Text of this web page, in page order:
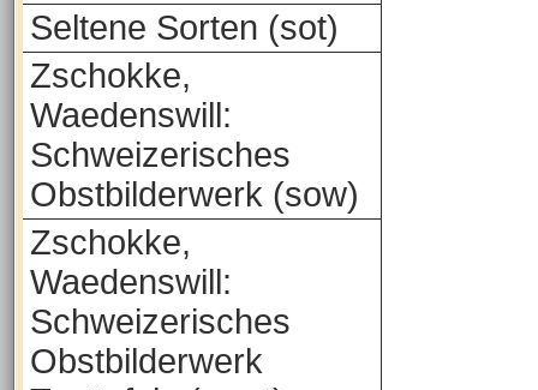
Seltene Sorten (sot)
Zschokke,
Waedenswill:
Schweizerisches
Obstbilderwerk (sow)
Zschokke,
Waedenswill:
Schweizerisches
Obstbilderwerk